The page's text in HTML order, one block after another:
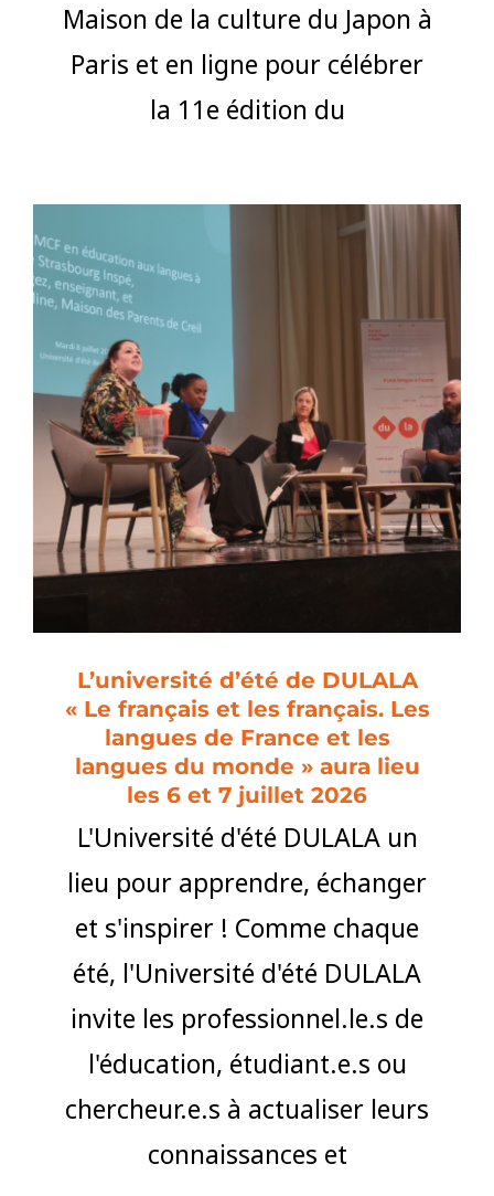
Maison de la culture du Japon à
Paris et en ligne pour célébrer
la 11e édition du
L’université d’été de DULALA
« Le français et les français. Les
langues de France et les
langues du monde » aura lieu
les 6 et 7 juillet 2026
L'Université d'été DULALA un
lieu pour apprendre, échanger
et s'inspirer ! Comme chaque
été, l'Université d'été DULALA
invite les professionnel.le.s de
l'éducation, étudiant.e.s ou
chercheur.e.s à actualiser leurs
connaissances et